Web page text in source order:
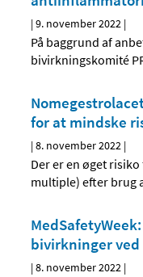
|9. november 2022 |
På baggrund af
bivirkningskomité
for at mindske
|8. november 2022 |
Der er en øget
multiple) efter brug
bivirkninger
|8. november 2022 |